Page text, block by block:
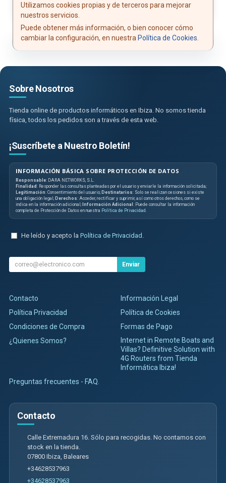
Utilizamos cookies propias y de terceros para mejorar
nuestros servicios.
Puede obtener más información, o bien conocer cómo
cambiar la configuración, en nuestra Política de Cookies
Sobre Nosotros
Tienda online de productos informáticos en Ibiza. No somos tienda
física, todos los pedidos son a través de esta web.
¡Suscríbete a Nuestro Boletín!
INFORMACIÓN BÁSICA SOBRE PROTECCIÓN DE DATOS
Responsable: DARA NETWORKS, S.L.
Finalidad : Responder las consultas planteadas por el usuario y enviarle la información solicitada;
Legitimación: Consentimiento del usuario; Destinatarios: Solo se realizan cesiones si existe
una obligación legal; Derechos: Acceder, rectificar y suprimir, así como otros derechos, como se
indica en la información adicional; Información Adicional : Puede consultar la información
completa de Protección de Datos en nuestra Política de Privacidad
He leído y acepto la Política de Privacidad
Enviar
Contacto
Información Legal
Política Privacidad
Política de Cookies
Condiciones de Compra
Formas de Pago
¿Quienes Somos?
Internet in Remote Boats and
Villas? Definitive Solution with
4G Routers from Tienda
Informática Ibiza!
Preguntas frecuentes - FAQ.
Contacto
Calle Extremadura 16. Sólo para recogidas. No contamos con
stock en la tienda.
07800 Ibiza Baleares
+34628537963
+34628537963